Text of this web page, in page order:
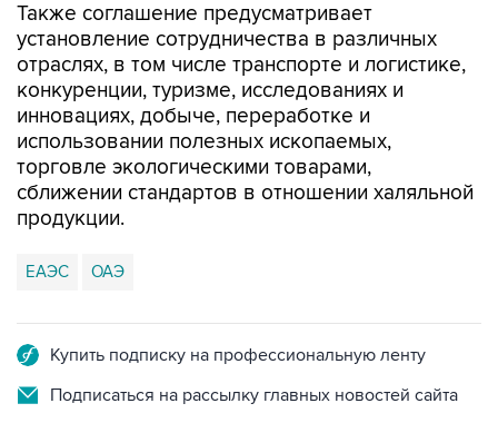
Также соглашение предусматривает
установление сотрудничества в различных
отраслях, в том числе транспорте и логистике,
конкуренции, туризме, исследованиях и
инновациях, добыче, переработке и
использовании полезных ископаемых,
торговле экологическими товарами,
сближении стандартов в отношении халяльной
продукции.
ЕАЭС ОАЭ
Купить подписку на профессиональную ленту
Подписаться на рассылку главных новостей сайта